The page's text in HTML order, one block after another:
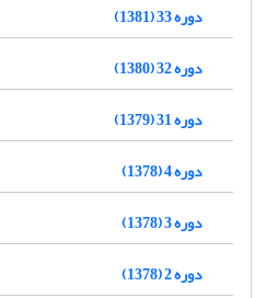
دوره 33 (1381)
دوره 32 (1380)
دوره 31 (1379)
دوره 4 (1378)
دوره 3 (1378)
دوره 2 (1378)